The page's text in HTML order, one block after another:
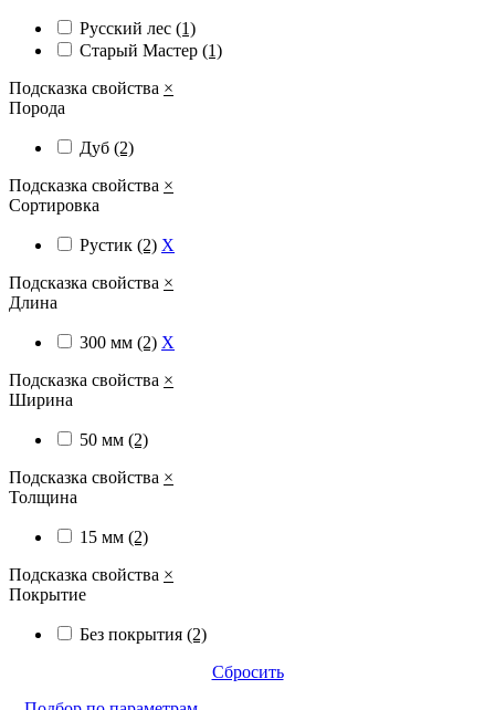
Русский лес (1)
Старый Мастер (1)
Подсказка свойства ×
Порода
Дуб (2)
Подсказка свойства ×
Сортировка
Рустик (2) X
Подсказка свойства ×
Длина
300 мм (2) X
Подсказка свойства ×
Ширина
50 мм (2)
Подсказка свойства ×
Толщина
15 мм (2)
Подсказка свойства ×
Покрытие
Без покрытия (2)
Сбросить